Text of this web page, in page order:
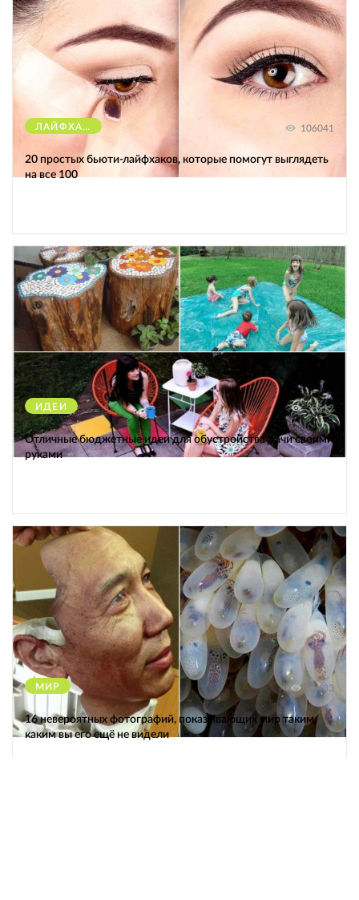
ЛАЙФХАКИ 106041
20 простых бьюти-лайфхаков, которые помогут выглядеть
на все 100
ИДЕИ 38512
Отличные бюджетные идеи для обустройства дачи своими
руками
МИР 12433
16 невероятных фотографий, показывающих мир таким,
каким вы его ещё не видели